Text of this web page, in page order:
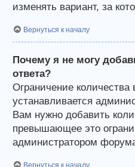
изменять вариант, за
Вернуться к началу
Почему я не могу
ответа?
Ограничение количества
устанавливается
Вам нужно добавить
превышающее это
администратором
Вернуться к началу